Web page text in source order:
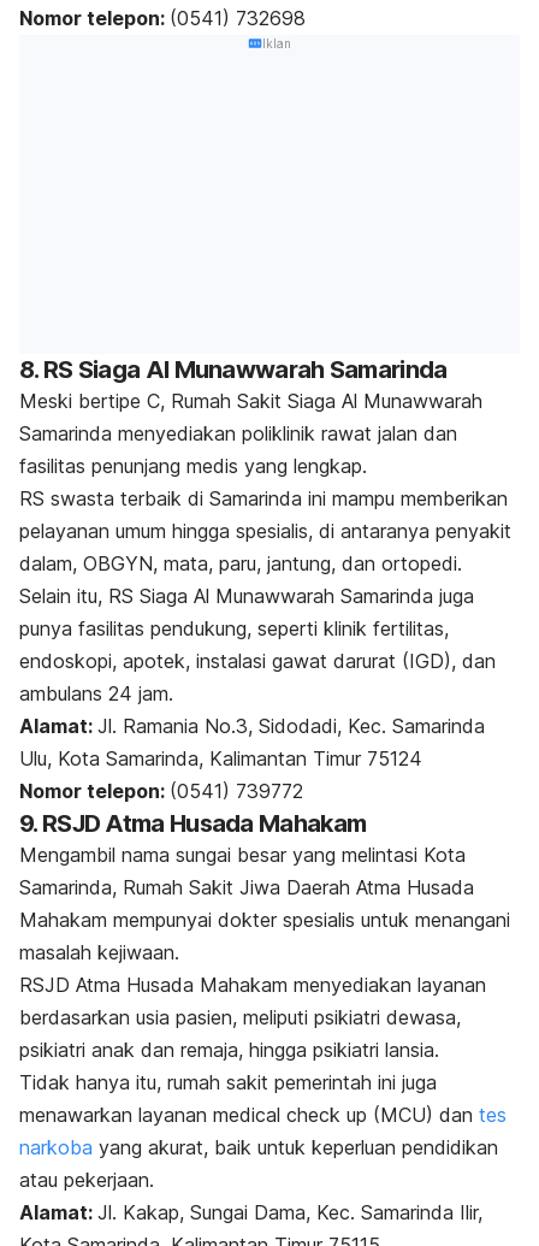
Nomor telepon: (0541) 732698
Iklan
8. RS Siaga Al Munawwarah Samarinda
Meski bertipe C, Rumah Sakit Siaga Al Munawwarah
Samarinda menyediakan poliklinik rawat jalan dan
fasilitas penunjang medis yang lengkap.
RS swasta terbaik di Samarinda ini mampu memberikan
pelayanan umum hingga spesialis, di antaranya penyakit
dalam, OBGYN, mata, paru, jantung, dan ortopedi.
Selain itu, RS Siaga Al Munawwarah Samarinda juga
punya fasilitas pendukung, seperti klinik fertilitas,
endoskopi, apotek, instalasi gawat darurat (IGD), dan
ambulans 24 jam.
Alamat: Jl. Ramania No.3, Sidodadi, Kec. Samarinda
Ulu, Kota Samarinda, Kalimantan Timur 75124
Nomor telepon: (0541) 739772
9. RSJD Atma Husada Mahakam
Mengambil nama sungai besar yang melintasi Kota
Samarinda, Rumah Sakit Jiwa Daerah Atma Husada
Mahakam mempunyai dokter spesialis untuk menangani
masalah kejiwaan.
RSJD Atma Husada Mahakam menyediakan layanan
berdasarkan usia pasien, meliputi psikiatri dewasa,
psikiatri anak dan remaja, hingga psikiatri lansia.
Tidak hanya itu, rumah sakit pemerintah ini juga
menawarkan layanan medical check up (MCU) dan tes
narkoba yang akurat, baik untuk keperluan pendidikan
atau pekerjaan.
Alamat: Jl. Kakap, Sungai Dama, Kec. Samarinda Ilir,